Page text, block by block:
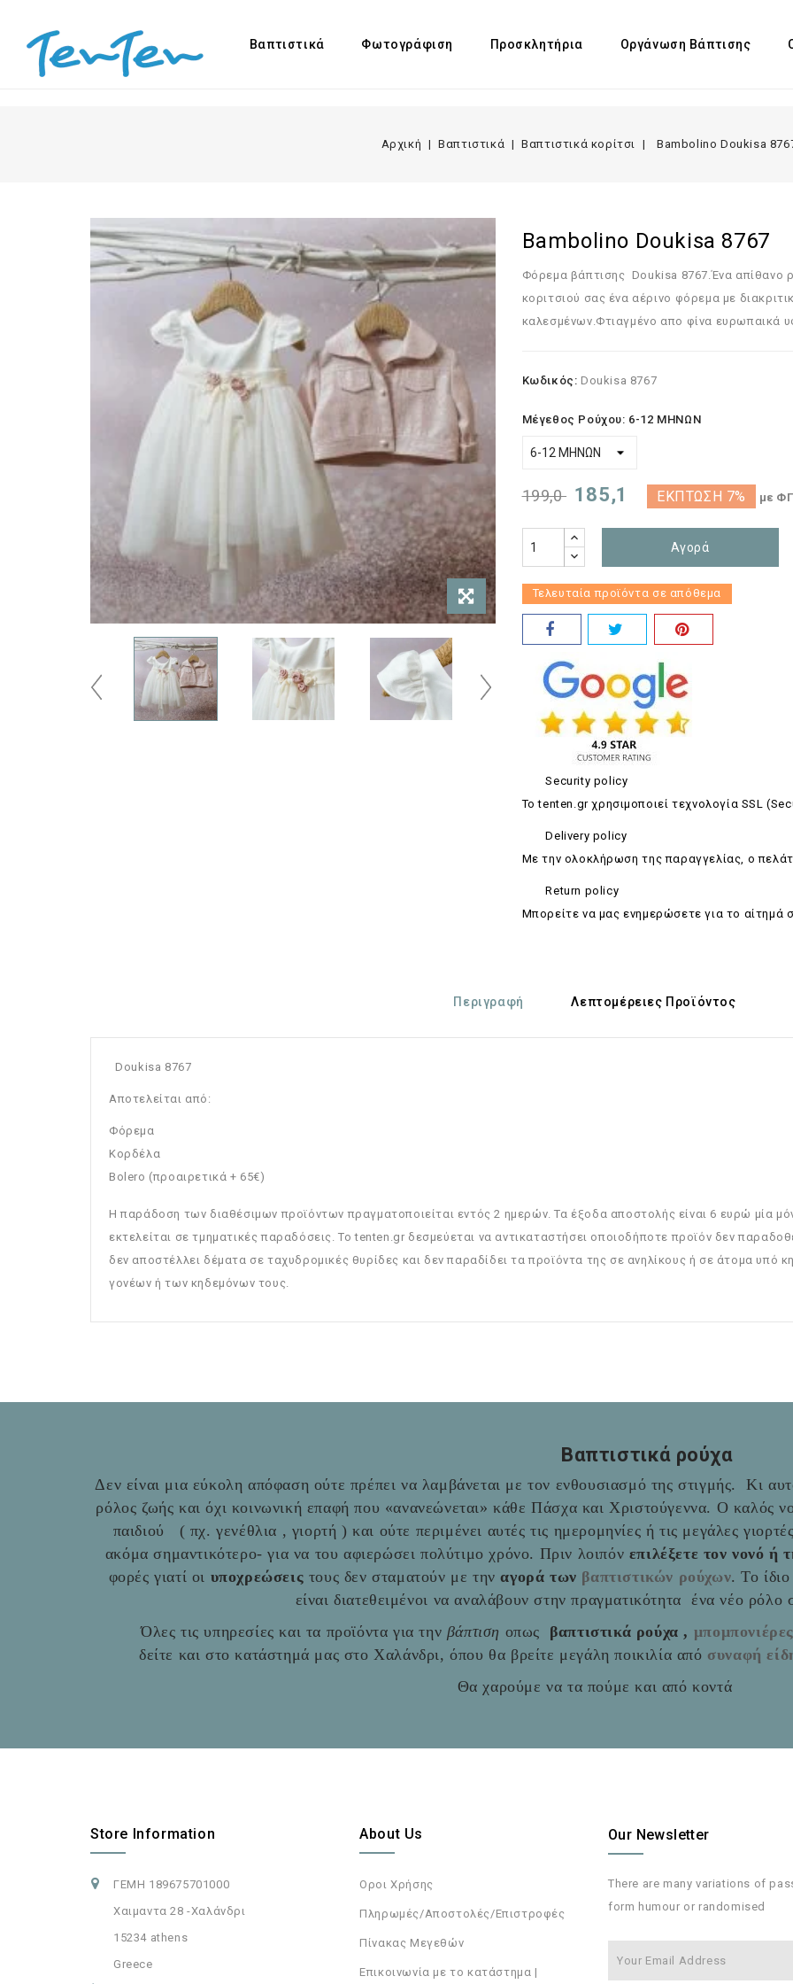
Βαπτιστικά Φωτογράφιση Προσκλητήρια Οργάνωση Βάπτισης
Αρχική Βαπτιστικά Βαπτιστικά κορίτσι Bambolino Doukisa
Bambolino Doukisa 8767
Φόρεμα βάπτισης Doukisa 8767.Ένα απίθανο
κοριτσιού σας ένα αέρινο φόρεμα με
καλεσμένων.Φτιαγμένο απο φίνα ευρωπαικά
Κωδικός: Doukisa 8767
Μέγεθος Ρούχου: 6-12 ΜΗΝΩΝ
199,0 185,1 ΈΚΠΤΩΣΗ 7% με
Αγορά
Τελευταία προϊόντα σε απόθεμα
Security policy
Το tenten.gr χρησιμοποιεί τεχνολογία SSL
Delivery policy
Με την ολοκλήρωση της παραγγελίας, ο
Return policy
Mπορείτε να μας ενημερώσετε για το αίτημά
Περιγραφή Λεπτομέρειες Προϊόντος
Doukisa 8767
Αποτελείται από:
Φόρεμα
Κορδέλα
Bolero (προαιρετικά + 65€)
Η παράδοση των διαθέσιμων προϊόντων πραγματοποιείται εντός 2 ημερών. Τα έξοδα αποστολής είναι 6 ευρώ μία
εκτελείται σε τμηματικές παραδόσεις. Το tenten.gr δεσμεύεται να αντικαταστήσει οποιοδήποτε προϊόν δεν
δεν αποστέλλει δέματα σε ταχυδρομικές θυρίδες και δεν παραδίδει τα προϊόντα της σε ανηλίκους ή σε άτομα υπό
γονέων ή των κηδεμόνων τους.
Βαπτιστικά ρούχα
Δεν είναι μια εύκολη απόφαση ούτε πρέπει να λαμβάνεται με τον ενθουσιασμό της στιγμής. Κι
ρόλος ζωής και όχι κοινωνική επαφή που «ανανεώνεται» κάθε Πάσχα και Χριστούγεννα. Ο καλός
παιδιού ( πχ. γενέθλια , γιορτή ) και ούτε περιμένει αυτές τις ημερομηνίες ή τις μεγάλες
ακόμα σημαντικότερο- για να του αφιερώσει πολύτιμο χρόνο. Πριν λοιπόν επιλέξετε τον νονό ή
φορές γιατί οι υποχρεώσεις τους δεν σταματούν με τηναγορά των βαπτιστικών ρούχων. Το
είναι διατεθειμένοι να αναλάβουν στην πραγματικότητα ένα νέο
Όλες τις υπηρεσίες και τα προϊόντα για την βάπτιση οπως βαπτιστικά ρούχα , μπομπονιέρες
δείτε και στο κατάστημά μας στο Χαλάνδρι, όπου θα βρείτε μεγάλη ποικιλία από συναφή
Θα χαρούμε να τα πούμε και από κοντά
Store Information
ΓΕΜΗ 189675701000
Χαιμαντα 28 -Χαλάνδρι
15234 athens
Greece
About Us
Οροι Χρήσης
Πληρωμές/Αποστολές/Επιστροφές
Πίνακας Μεγεθών
Επικοινωνία με το κατάστημα |
Our Newsletter
There are many variations of
form humour or randomised